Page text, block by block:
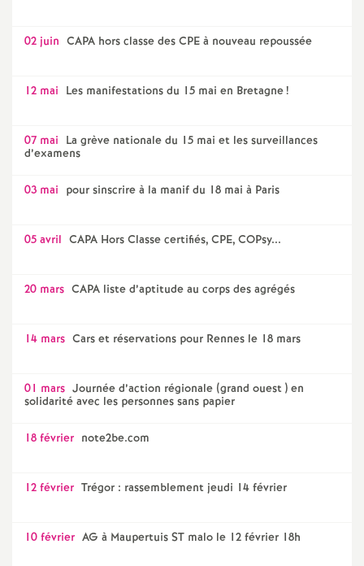
02 juin CAPA hors classe des CPE à nouveau repoussée
12 mai Les manifestations du 15 mai en Bretagne!
07 mai La grève nationale du 15 mai et les surveillances
d’examens
03 mai pour sinscrire à la manif du 18 mai à Paris
05 avril CAPA Hors Classe certifiés, CPE, COPsy...
20 mars CAPA liste d’aptitude au corps des agrégés
14 mars Cars et réservations pour Rennes le 18 mars
01 mars Journée d’action régionale (grand ouest ) en
solidarité avec les personnes sans papier
18 février note2be.com
12 février Trégor : rassemblement jeudi 14 février
10 février AG à Maupertuis ST malo le 12 février 18h